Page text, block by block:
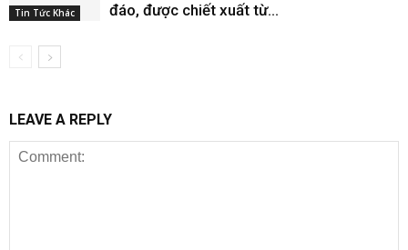
Tin Tức Khác
đáo, được chiết xuất từ...
LEAVE A REPLY